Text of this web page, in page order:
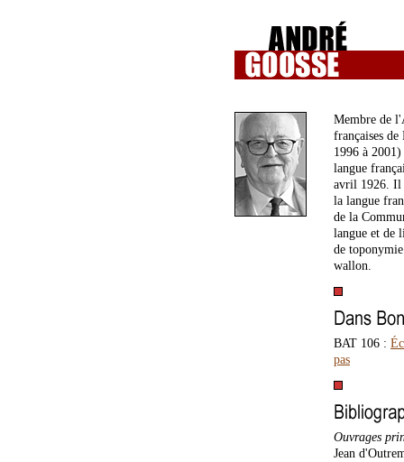
Membre de
françaises
1996 à
langue
avril 1926. Il
la langue
de la
langue et de
de
wallon.
BAT 106 :
pas
Ouvrages
Jean